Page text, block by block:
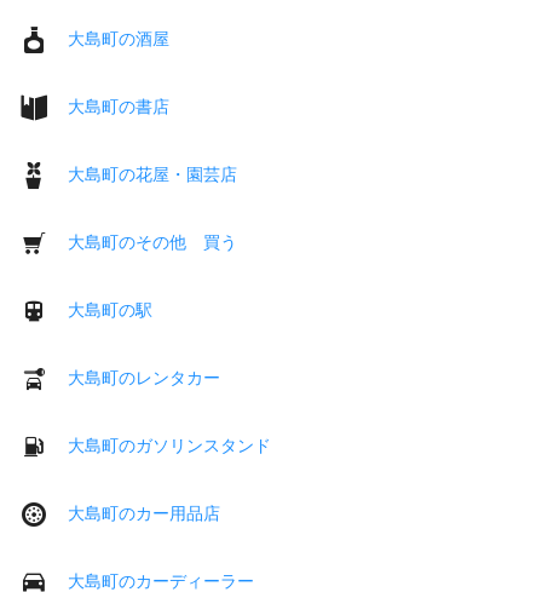
大島町の酒屋
大島町の書店
大島町の花屋・園芸店
大島町のその他 買う
大島町の駅
大島町のレンタカー
大島町のガソリンスタンド
大島町のカー用品店
大島町のカーディーラー